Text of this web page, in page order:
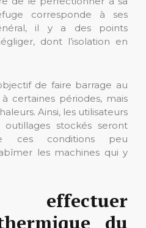
corresponde à ses
il y a des points
dont l’isolation en
de faire barrage au
certaines périodes, mais
Ainsi, les utilisateurs
stockés seront
ces conditions peu
les machines qui y
effectuer
du